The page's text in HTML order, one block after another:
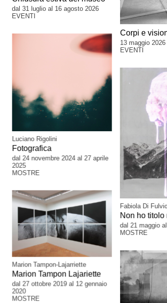
dal 31 luglio al 16 agosto 2026
EVENTI
Corpi e
13 maggio 2026
EVENTI
Luciano Rigolini
Fotografica
dal 24 novembre 2024 al 27 aprile
2025
MOSTRE
Fabiola Di
Non ho titolo
dal 21 maggio
MOSTRE
Marion Tampon-Lajarriette
Marion Tampon Lajariette
dal 27 ottobre 2019 al 12 gennaio
2020
MOSTRE